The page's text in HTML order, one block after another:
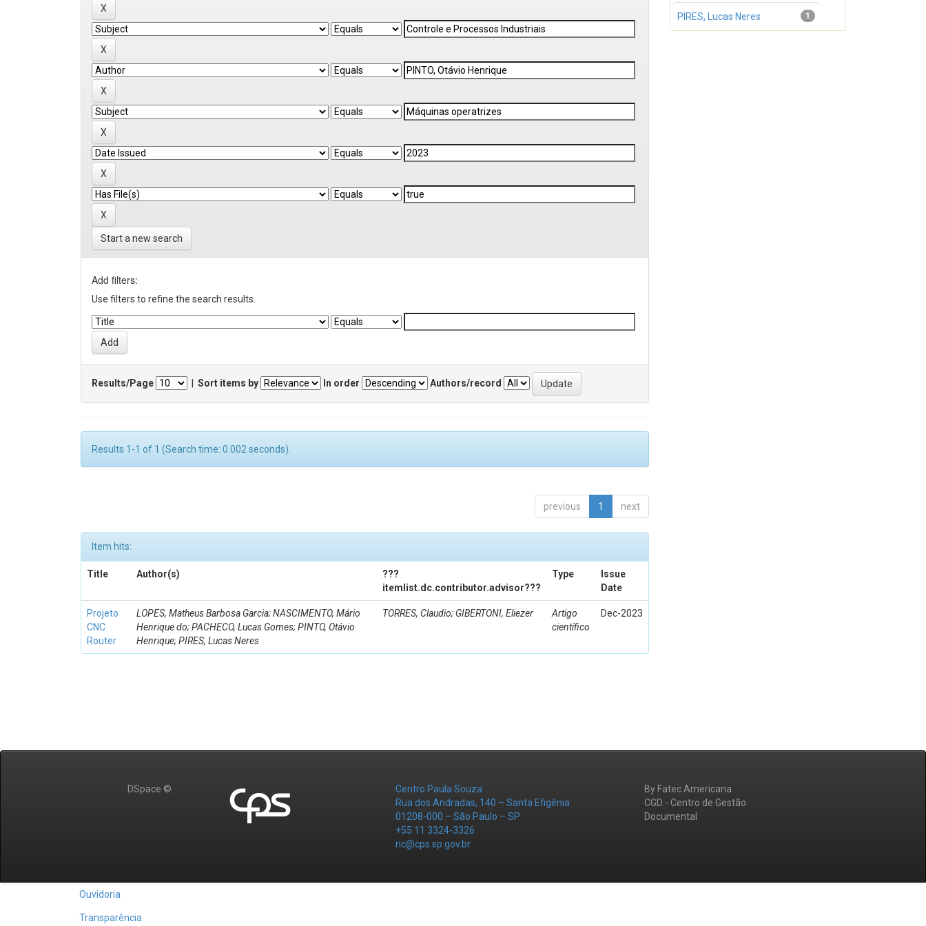
Start a new search
Add filters:
Use filters to refine the search results.
Results/Page Sort items by In order Authors/record
Results 1-1 of 1 (Search time: 0.002 seconds).
previous 1 next
Item hits:
Title Author(s)
???
itemlist.dc.contributor.advisor???
Type
Issue
Date
Projeto
CNC
Router
LOPES, Matheus Barbosa Garcia; NASCIMENTO, Mário
Henrique do; PACHECO, Lucas Gomes; PINTO, Otávio
Henrique; PIRES, Lucas Neres
TORRES, Claudio; GIBERTONI, Eliezer
Artigo
científico
Dec-2023
1
PIRES, Lucas Neres
DSpace ©
Centro Paula Souza
Rua dos Andradas, 140 – Santa Efigênia
01208-000 – São Paulo – SP
+55 11 3324-3326
ric@cps.sp.gov.br
By Fatec Americana
CGD - Centro de Gestão
Documental
Ouvidoria
Transparência